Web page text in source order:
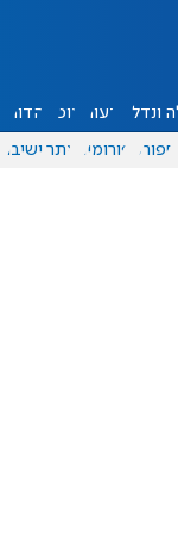
ונדל"ן דעות אוכל יהדות
ספורט פורומים אתר ישיבה